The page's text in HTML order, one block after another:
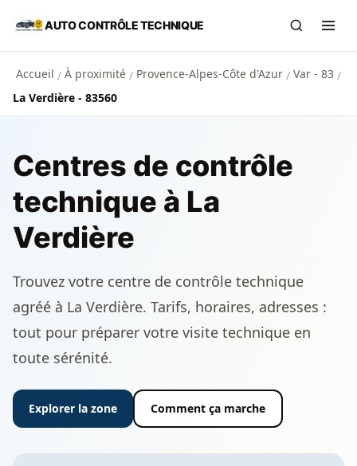
Aller au contenu principal
AUTO CONTRÔLE TECHNIQUE
Accueil / À proximité / Provence-Alpes-Côte d'Azur / Var - 83 /
La Verdière - 83560
Centres de contrôle
technique à La
Verdière
Trouvez votre centre de contrôle technique
agréé à La Verdière. Tarifs, horaires, adresses :
tout pour préparer votre visite technique en
toute sérénité.
Explorer la zone Comment ça marche